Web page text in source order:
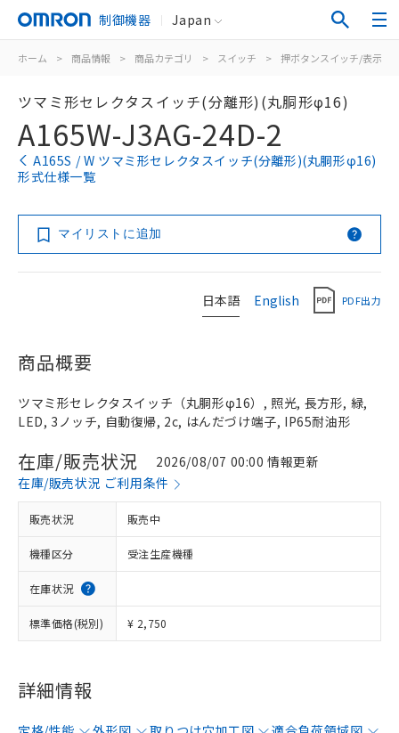
制御機器 Japan
ホーム > 商品情報 > 商品カテゴリ > スイッチ > 押ボタンスイッチ/表示灯
ツマミ形セレクタスイッチ(分離形)(丸胴形φ16)
A165W-J3AG-24D-2
A165S / W ツマミ形セレクタスイッチ(分離形)(丸胴形φ16)
形式仕様一覧
マイリストに追加
日本語 English PDF出力
商品概要
ツマミ形セレクタスイッチ（丸胴形φ16）, 照光, 長方形, 緑,
LED, 3ノッチ, 自動復帰, 2c, はんだづけ端子, IP65耐油形
在庫/販売状況
2026/08/07 00:00 情報更新
在庫/販売状況 ご利用条件
販売状況 販売中
機種区分 受注生産機種
在庫状況
標準価格(税別) ¥ 2,750
詳細情報